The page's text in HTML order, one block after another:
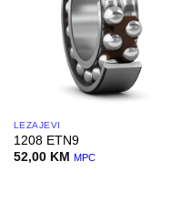
LEŽAJEVI
1208 ETN9
52,00 KM MPC